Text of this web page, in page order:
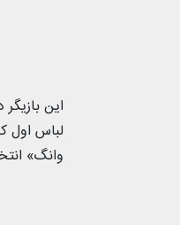
این
لباس اول
وانگ»